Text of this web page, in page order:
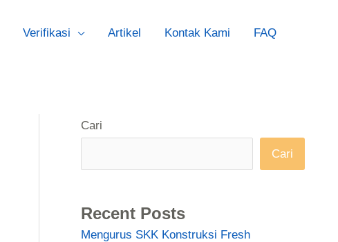
Verifikasi Artikel Kontak Kami FAQ
Cari
Cari
Recent Posts
Mengurus SKK Konstruksi Fresh